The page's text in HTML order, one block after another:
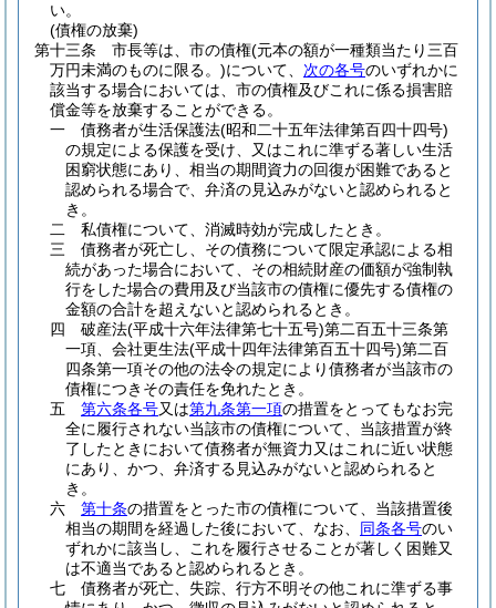
い。
(債権の放棄)
第十三条
市長等は、市の債権(元本の額が一種類当たり三百
万円未満のものに限る。)について、 次の各号のいずれかに
該当する場合においては、市の債権及びこれに係る損害賠
償金等を放棄することができる。
一
債務者が生活保護法(昭和二十五年法律第百四十四号)
の規定による保護を受け、又はこれに準ずる著しい生活
困窮状態にあり、相当の期間資力の回復が困難であると
認められる場合で、弁済の見込みがないと認められると
き。
二
私債権について、消滅時効が完成したとき。
三
債務者が死亡し、その債務について限定承認による相
続があった場合において、その相続財産の価額が強制執
行をした場合の費用及び当該市の債権に優先する債権の
金額の合計を超えないと認められるとき。
四
破産法(平成十六年法律第七十五号)第二百五十三条第
一項、会社更生法(平成十四年法律第百五十四号)第二百
四条第一項その他の法令の規定により債務者が当該市の
債権につきその責任を免れたとき。
五
第六条各号又は第九条第一項の措置をとってもなお完
全に履行されない当該市の債権について、当該措置が終
了したときにおいて債務者が無資力又はこれに近い状態
にあり、かつ、弁済する見込みがないと認められると
き。
六
第十条の措置をとった市の債権について、当該措置後
相当の期間を経過した後において、なお、 同条各号のい
ずれかに該当し、これを履行させることが著しく困難又
は不適当であると認められるとき。
七
債務者が死亡、失踪、行方不明その他これに準ずる事